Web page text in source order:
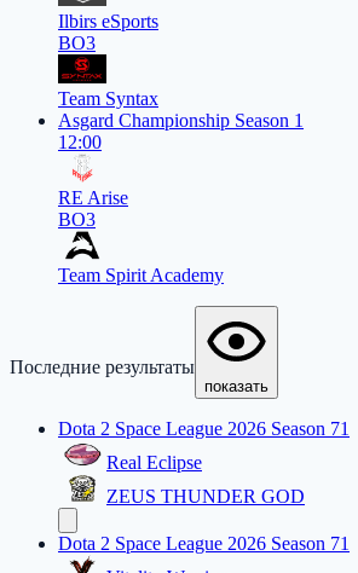
Ilbirs eSports
BO3
Team Syntax
Asgard Championship Season 1
12:00
RE Arise
BO3
Team Spirit Academy
Последние результаты
показать
Dota 2 Space League 2026 Season 71
Real Eclipse
ZEUS THUNDER GOD
Dota 2 Space League 2026 Season 71